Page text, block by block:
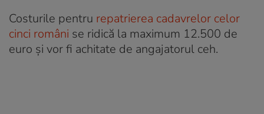
Costurile pentru repatrierea cadavrelor celor
cinci români se ridică la maximum 12.500 de
euro și vor fi achitate de angajatorul ceh.